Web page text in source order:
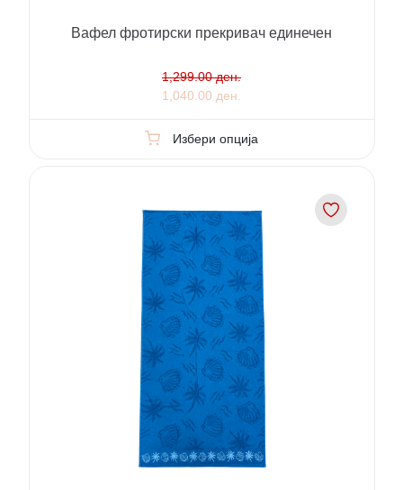
Вафел фротирски прекривач единечен
1,299.00 ден.
1,040.00 ден.
Избери опција